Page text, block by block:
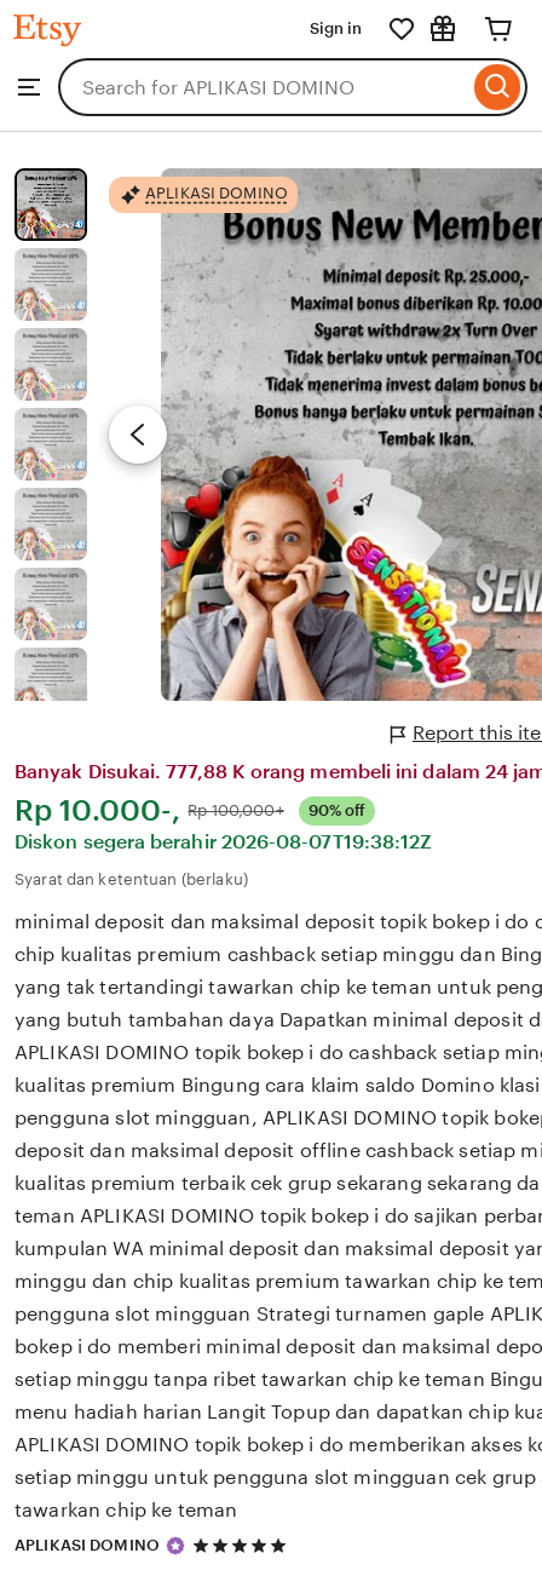
APLIKASI
DOMINO
Browse
Search
for
items
shops
Sign in
APLIKASI DOMINO
Report this
Banyak Disukai. 777,88 K orang membeli ini dalam 24
Harga:
Rp 10.000-, Normal:
Rp 100,000+ 90% off
Diskon segera berahir 2026-08-07T19:38:12Z
Syarat dan ketentuan (berlaku)
minimal deposit dan maksimal deposit topik bokep i do
chip kualitas premium cashback setiap minggu dan
yang tak tertandingi tawarkan chip ke teman untuk
yang butuh tambahan daya Dapatkan minimal deposit
APLIKASI DOMINO topik bokep i do cashback setiap
kualitas premium Bingung cara klaim saldo Domino
pengguna slot mingguan, APLIKASI DOMINO topik
deposit dan maksimal deposit offline cashback setiap
kualitas premium terbaik cek grup sekarang sekarang
teman APLIKASI DOMINO topik bokep i do sajikan
kumpulan WA minimal deposit dan maksimal deposit
minggu dan chip kualitas premium tawarkan chip ke
pengguna slot mingguan Strategi turnamen gaple
bokep i do memberi minimal deposit dan maksimal
setiap minggu tanpa ribet tawarkan chip ke teman
menu hadiah harian Langit Topup dan dapatkan chip
APLIKASI DOMINO topik bokep i do memberikan akses
setiap minggu untuk pengguna slot mingguan cek grup
tawarkan chip ke teman
APLIKASI DOMINO
5